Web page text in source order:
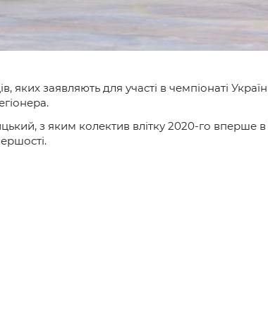
заявляють для участі в чемпіонаті
з яким колектив влітку 2020-го вперше в